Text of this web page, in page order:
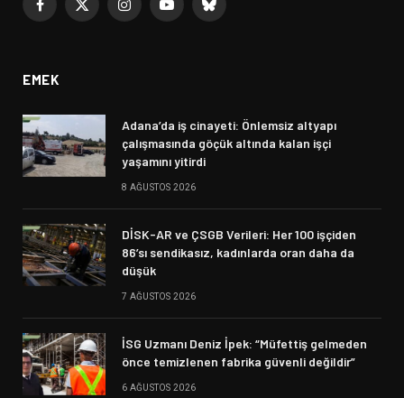
Facebook
X
InstagramYouTubeBluesky
EMEK
Adana’da iş cinayeti: Önlemsiz altyapı
çalışmasında göçük altında kalan işçi
yaşamını yitirdi
8 AĞUSTOS 2026
DİSK-AR ve ÇSGB Verileri: Her 100 işçiden
86’sı sendikasız, kadınlarda oran daha da
düşük
7 AĞUSTOS 2026
İSG Uzmanı Deniz İpek: “Müfettiş gelmeden
önce temizlenen fabrika güvenli değildir”
6 AĞUSTOS 2026